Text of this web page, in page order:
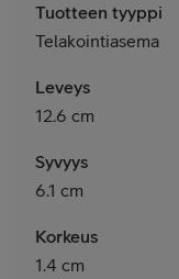
Tuotteen tyyppi
Telakointiasema
Leveys
12.6 cm
Syvyys
6.1 cm
Korkeus
1.4 cm